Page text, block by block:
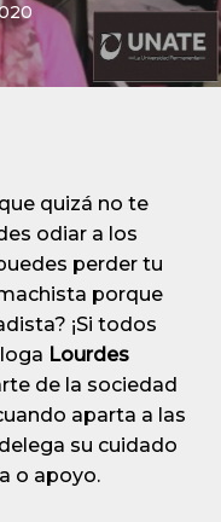
quizá no te
odiar a los
perder tu
porque
¡Si todos
Lourdes
de la sociedad
aparta a las
su cuidado
o apoyo.